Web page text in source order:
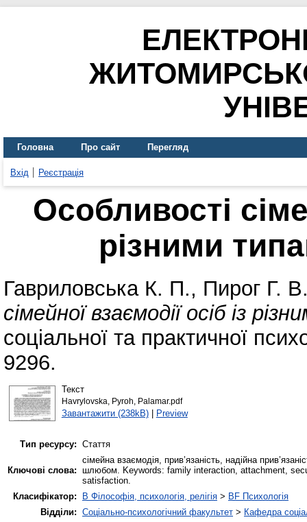
Головна Про сайт Перегляд
Вхід Реєстрація
Особливості
різними
Гавриловська К. П., Пирог Г.
сімейної взаємодії осіб із
соціальної та практичної
9296.
Текст
Havrylovska, Pyroh, Palamar.pdf
Завантажити (238kB)| Preview
Тип ресурсу: Стаття
Ключові слова:
сімейна взаємодія, прив’язаність, надійна
шлюбом. Keywords: family interaction, attachment,
satisfaction.
Класифікатор:
B Філософія, психологія, релігія > BF Психологія
Відділи: Соціально-психологічний факультет > Кафедра